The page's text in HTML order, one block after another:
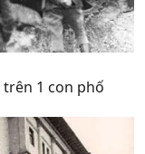
1 con phố